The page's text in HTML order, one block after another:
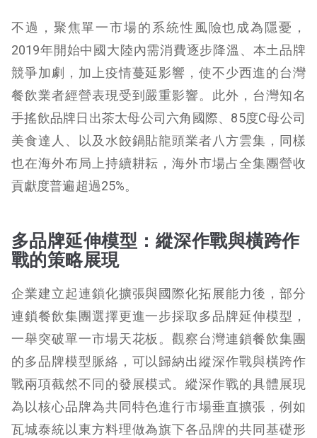
不過，聚焦單一市場的系統性風險也成為隱憂，
2019年開始中國大陸內需消費逐步降溫、本土品牌
競爭加劇，加上疫情蔓延影響，使不少西進的台灣
餐飲業者經營表現受到嚴重影響。此外，台灣知名
手搖飲品牌日出茶太母公司六角國際、85度C母公司
美食達人、以及水餃鍋貼龍頭業者八方雲集，同樣
也在海外布局上持續耕耘，海外市場占全集團營收
貢獻度普遍超過25%。
多品牌延伸模型：縱深作戰與橫跨作
戰的策略展現
企業建立起連鎖化擴張與國際化拓展能力後，部分
連鎖餐飲集團選擇更進一步採取多品牌延伸模型，
一舉突破單一市場天花板。觀察台灣連鎖餐飲集團
的多品牌模型脈絡，可以歸納出縱深作戰與橫跨作
戰兩項截然不同的發展模式。縱深作戰的具體展現
為以核心品牌為共同特色進行市場垂直擴張，例如
瓦城泰統以東方料理做為旗下各品牌的共同基礎形